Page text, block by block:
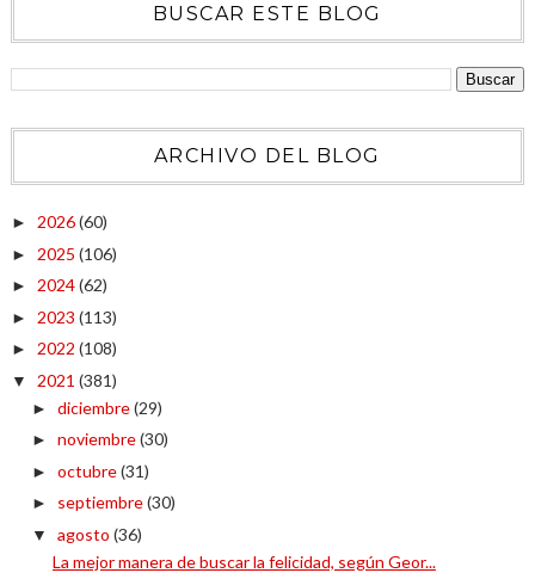
BUSCAR ESTE BLOG
ARCHIVO DEL BLOG
► 2026(60)
► 2025 (106)
► 2024(62)
► 2023 (113)
► 2022 (108)
▼ 2021 (381)
► diciembre(29)
► noviembre(30)
► octubre(31)
► septiembre(30)
▼ agosto (36)
La mejor manera de buscar la felicidad, según Geor...